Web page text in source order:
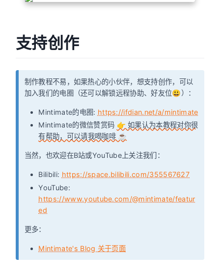
支持创作
制作教程不易，如果热心的小伙伴，想支持创作，可以
加入我们的电圈（还可以解锁远程协助、好友位😃）：
Mintimate的电圈: https://ifdian.net/a/mintimate
Mintimate的微信赞赏码 👉 如果认为本教程对你很
有帮助，可以请我喝咖啡 ☕
当然，也欢迎在B站或YouTube上关注我们：
Bilibili: https://space.bilibili.com/355567627
YouTube:
https://www.youtube.com/@mintimate/featur
ed
更多：
Mintimate's Blog 关于页面